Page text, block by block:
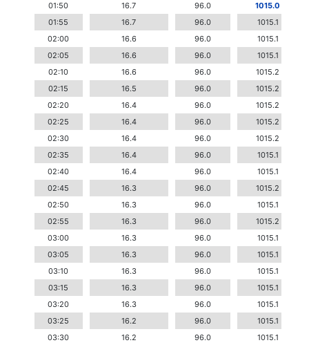
01:50 16.7 96.0
1015.0
01:55
16.7 96.0
1015.1
02:00
16.6 96.0
1015.1
02:05
16.6 96.0
1015.1
02:10
16.6 96.0
1015.2
02:15
16.5 96.0
1015.2
02:20
16.4 96.0
1015.2
02:25
16.4 96.0
1015.2
02:30
16.4 96.0
1015.2
02:35
16.4 96.0
1015.1
02:40
16.4 96.0
1015.1
02:45
16.3 96.0
1015.2
02:50
16.3 96.0
1015.1
02:55
16.3 96.0
1015.2
03:00
16.3 96.0
1015.1
03:05
16.3 96.0
1015.1
03:10
16.3 96.0
1015.1
03:15
16.3 96.0
1015.1
03:20
16.3 96.0
1015.1
03:25
16.2 96.0
1015.1
03:30
16.2 96.0
1015.1